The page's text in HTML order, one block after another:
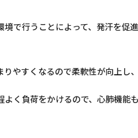
で行うことによって、発汗を促
やすくなるので柔軟性が向上し
く負荷をかけるので、心肺機能